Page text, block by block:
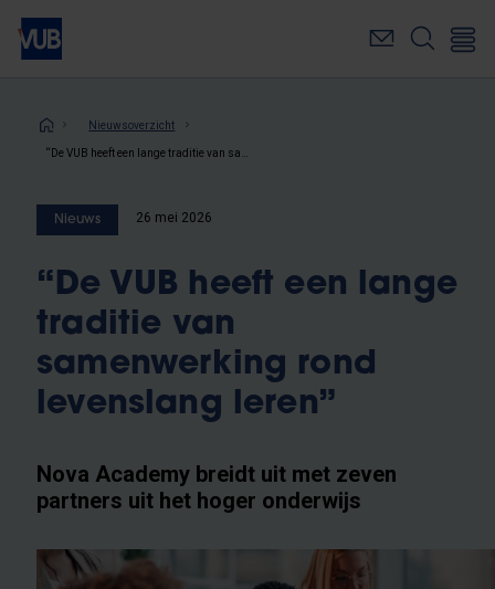
Overslaan
naar
inhoudKruimelpad
Nieuwsoverzicht
Nieuws 26 mei 2026
“De VUB heeft een lange
traditie van
samenwerking rond
levenslang leren”
Nova Academy breidt uit met zeven
partners uit het hoger onderwijs